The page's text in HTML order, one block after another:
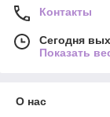
Контакты
Сегодня
Показать
О нас